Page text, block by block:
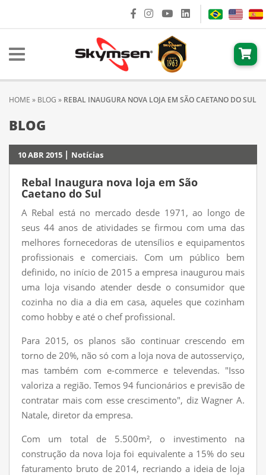
HOME » BLOG » REBAL INAUGURA NOVA LOJA EM SÃO CAETANO DO SUL
BLOG
10 ABR 2015 | Notícias
Rebal Inaugura nova loja em São
Caetano do Sul
A Rebal está no mercado desde 1971, ao longo de
seus 44 anos de atividades se firmou com uma das
melhores fornecedoras de utensílios e equipamentos
profissionais e comerciais. Com um público bem
definido, no início de 2015 a empresa inaugurou mais
uma loja visando atender desde o consumidor que
cozinha no dia a dia em casa, aqueles que cozinham
como hobby e até o chef profissional.
Para 2015, os planos são continuar crescendo em
torno de 20%, não só com a loja nova de autosserviço,
mas também com e-commerce e televendas. "Isso
valoriza a região. Temos 94 funcionários e previsão de
contratar mais com esse crescimento", diz Wagner A.
Natale, diretor da empresa.
Com um total de 5.500m², o investimento na
construção da nova loja foi equivalente a 15% do seu
faturamento bruto de 2014, recriando a ideia de loja